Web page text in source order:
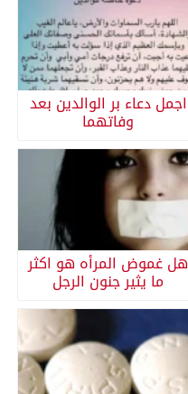
اجمل دعاء بر الوالدين بعد
وفاتهما
هل غموض المرأه هو اكثر
ما يثير جنون الرجل